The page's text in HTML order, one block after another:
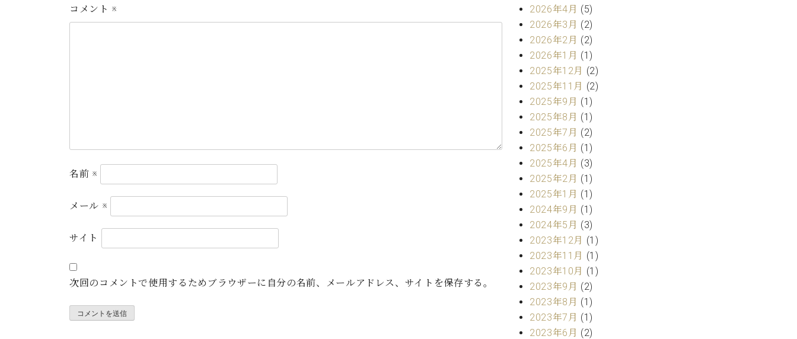
コメント ※
名前 ※
メール ※
サイト
次回のコメントで使用するためブラウザーに自分の名前、メールアドレス、サイトを保存する。
2026年4月 (5)
2026年3月 (2)
2026年2月 (2)
2026年1月 (1)
2025年12月 (2)
2025年11月 (2)
2025年9月 (1)
2025年8月 (1)
2025年7月 (2)
2025年6月 (1)
2025年4月 (3)
2025年2月 (1)
2025年1月 (1)
2024年9月 (1)
2024年5月 (3)
2023年12月 (1)
2023年11月 (1)
2023年10月 (1)
2023年9月 (2)
2023年8月 (1)
2023年7月 (1)
2023年6月 (2)